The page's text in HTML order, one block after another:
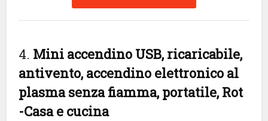
4. Mini accendino USB, ricaricabile,
antivento, accendino elettronico al
plasma senza fiamma, portatile, Rot
-Casa e cucina